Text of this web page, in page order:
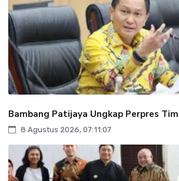
Bambang Patijaya Ungkap Perpres
8 Agustus 2026, 07:11:07